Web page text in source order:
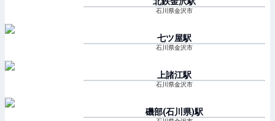
石川県金沢市
七ツ屋駅
石川県金沢市
上諸江駅
石川県金沢市
磯部(石川県)駅